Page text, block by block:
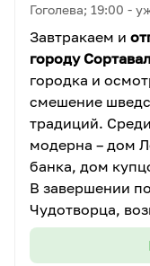
Гоголева; 19:00 -
Завтракаем и
городу
городка и
смешение
традиций.
модерна – дом
банка, дом
В завершении
Чудотворца,